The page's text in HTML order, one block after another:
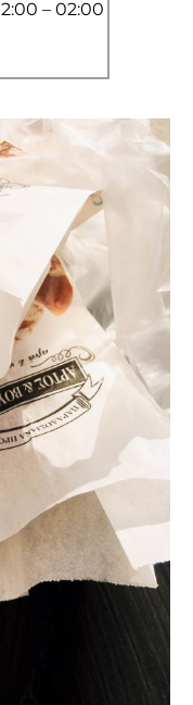
– 02:00